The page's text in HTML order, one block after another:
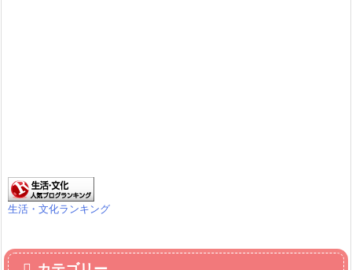
生活・文化ランキング